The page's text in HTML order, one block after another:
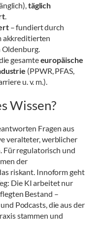
täglich
.
– fundiert durch
akkreditierten
Oldenburg.
gesamteeuropäische
(PPWR, PFAS,
u. v. m.).
Wissen?
Fragen aus
veralteter, werblicher
Für regulatorisch und
der
riskant. Innoform geht
Die KI arbeitet nur
Bestand –
Podcasts, die aus der
stammen und